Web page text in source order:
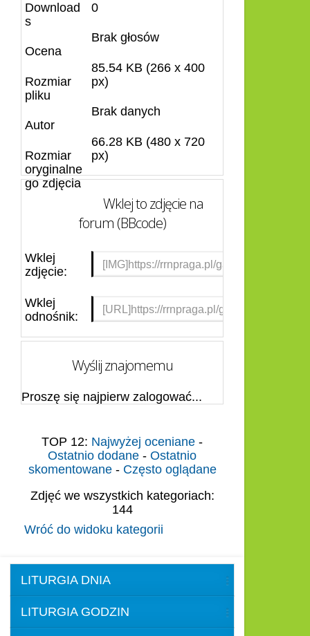
Download
s
0
Ocena
Brak głosów
Rozmiar
pliku
85.54 KB (266 x 400
px)
Autor
Brak danych
Rozmiar
oryginalne
go zdjęcia
66.28 KB (480 x 720
px)
Wklej to zdjęcie na
forum (BBcode)
Wklej
zdjęcie:
Wklej
odnośnik:
Wyślij znajomemu
Proszę się najpierw zalogować...
TOP 12: Najwyżej oceniane -
Ostatnio dodane - Ostatnio
skomentowane- Często oglądane
Zdjęć we wszystkich kategoriach:
144
Wróć do widoku kategorii
LITURGIA DNIA
LITURGIA GODZIN